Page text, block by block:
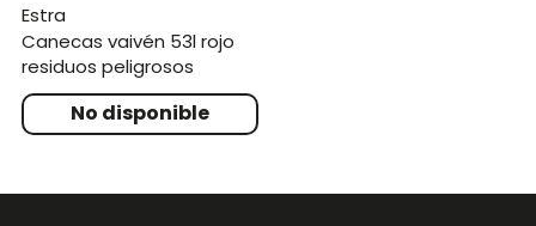
estra
canecas vaivén 53l rojo
residuos peligrosos